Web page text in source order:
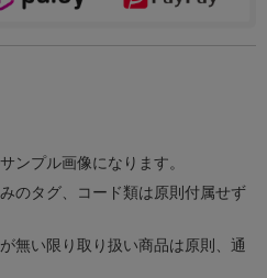
ンプル画像になります。
のタグ、コード類は原則付属せず
無い限り取り扱い商品は原則、通